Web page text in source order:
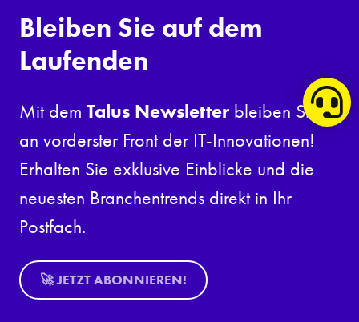
Bleiben Sie auf dem
Laufenden
Mit dem Talus Newsletter bleiben Sie
an vorderster Front der IT-Innovationen!
Erhalten Sie exklusive Einblicke und die
neuesten Branchentrends direkt in Ihr
Postfach.
🚀 JETZT ABONNIEREN!